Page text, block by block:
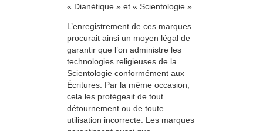
« Dianétique » et « Scientologie ».
L’enregistrement de ces marques
procurait ainsi un moyen légal de
garantir que l’on administre les
technologies religieuses de la
Scientologie conformément aux
Écritures. Par la même occasion,
cela les protégeait de tout
détournement ou de toute
utilisation incorrecte. Les marques